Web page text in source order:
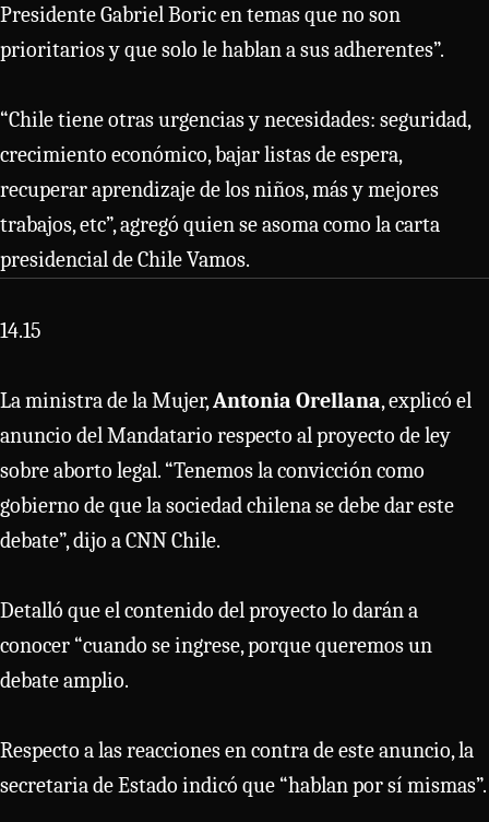
Presidente Gabriel Boric en temas que no son
prioritarios y que solo le hablan a sus adherentes”.
“Chile tiene otras urgencias y necesidades: seguridad,
crecimiento económico, bajar listas de espera,
recuperar aprendizaje de los niños, más y mejores
trabajos, etc”, agregó quien se asoma como la carta
presidencial de Chile Vamos.
14.15
La ministra de la Mujer,Antonia Orellana, explicó el
anuncio del Mandatario respecto al proyecto de ley
sobre aborto legal. “Tenemos la convicción como
gobierno de que la sociedad chilena se debe dar este
debate”, dijo a CNN Chile.
Detalló que el contenido del proyecto lo darán a
conocer “cuando se ingrese, porque queremos un
debate amplio.
Respecto a las reacciones en contra de este anuncio, la
secretaria de Estado indicó que “hablan por sí mismas”.